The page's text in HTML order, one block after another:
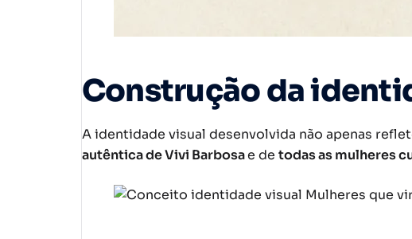
Construção da
A identidade visual desenvolvida não apenas
autêntica de Vivi Barbosae de todas as mulheres